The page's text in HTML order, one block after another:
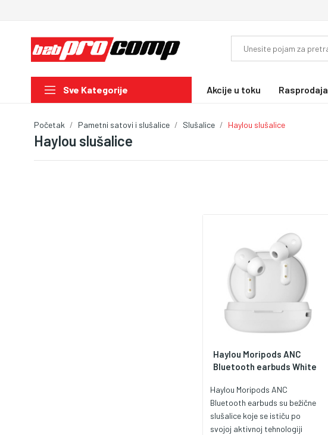
Sve Kategorije Akcije u toku Rasprodaja
Haylou slušalice
Početak Pametni satovi i slušalice Slušalice Haylou slušalice
Haylou Moripods ANC
Bluetooth earbuds White
Haylou Moripods ANC
Bluetooth earbuds su bežične
slušalice koje se ističu po
svojoj aktivnoj tehnologiji